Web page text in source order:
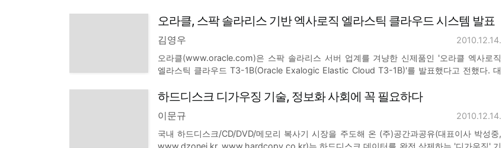
대 비즈니스 모델을 개발하는 등 미래 차량통
오라클, 스팍 솔라리스 기반 엑사로직 엘라스틱 클라우드 시스템 발표
김영우
2010.12.14.
오라클(www.oracle.com)은 스팍 솔라리스 서버 업계를 겨냥한 신제품인 '오라클 엑사로직
엘라스틱 클라우드 T3-1B(Oracle Exalogic Elastic Cloud T3-1B)'를 발표했다고 전했다. 대
를 통합하고 테스트와 튜닝을 마친 제품으로, 자바와
하드디스크 디가우징 기술, 정보화 사회에 꼭 필요하다
이문규
2010.12.14.
국내 하드디스크/CD/DVD/메모리 복사기 시장을 주도해 온 (주)공간과공유(대표이사 박성중,
www.dzonei.kr, www.hardcopy.co.kr)는 하드디스크 데이터를 완전 삭제하는 '디가우징' 기